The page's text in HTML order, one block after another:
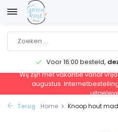
Voor 16:00 besteld,
Wij zijn met vakantie vanaf
augustus.
Terug Home Knoop hout